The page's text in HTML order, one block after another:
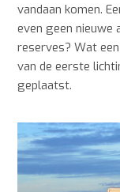
vandaan komen.
even geen nieuwe
reserves? Wat
van de eerste
geplaatst.